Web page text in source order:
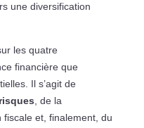
une diversification
les quatre
financière que
Il s’agit de
, de la
et, finalement, du